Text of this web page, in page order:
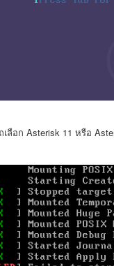
เลือก Asterisk 11 หรือ